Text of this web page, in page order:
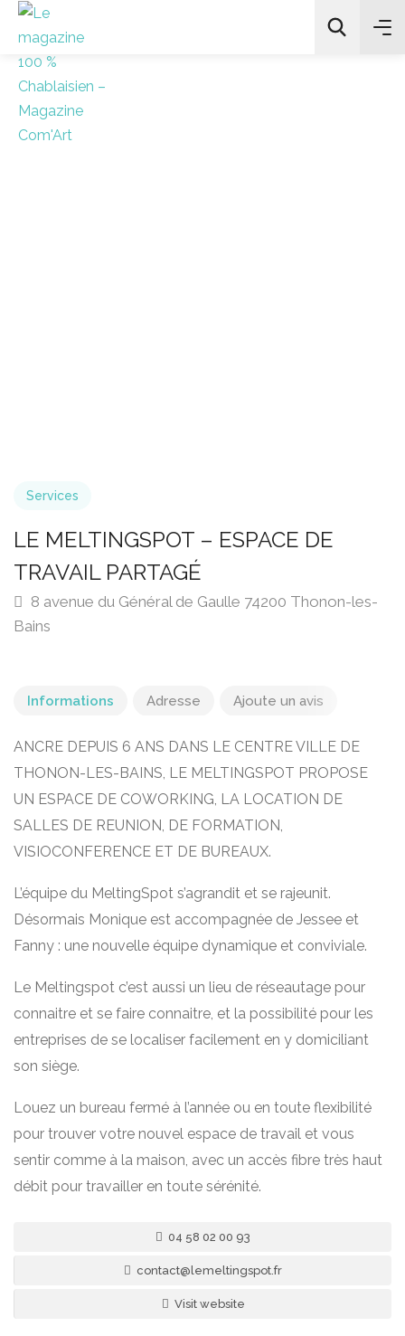
All Categories
Services
LE MELTINGSPOT – ESPACE DE
TRAVAIL PARTAGÉ
8 avenue du Général de Gaulle 74200 Thonon-les-
Bains
Informations Adresse Ajoute un avis
ANCRE DEPUIS 6 ANS DANS LE CENTRE VILLE DE
THONON-LES-BAINS, LE MELTINGSPOT PROPOSE
UN ESPACE DE COWORKING, LA LOCATION DE
SALLES DE REUNION, DE FORMATION,
VISIOCONFERENCE ET DE BUREAUX.
L’équipe du MeltingSpot s’agrandit et se rajeunit.
Désormais Monique est accompagnée de Jessee et
Fanny : une nouvelle équipe dynamique et conviviale.
Le Meltingspot c’est aussi un lieu de réseautage pour
connaitre et se faire connaitre, et la possibilité pour les
entreprises de se localiser facilement en y domiciliant
son siège.
Louez un bureau fermé à l’année ou en toute flexibilité
pour trouver votre nouvel espace de travail et vous
sentir comme à la maison, avec un accès fibre très haut
débit pour travailler en toute sérénité.
04 58 02 00 93
contact@lemeltingspot.fr
Visit website